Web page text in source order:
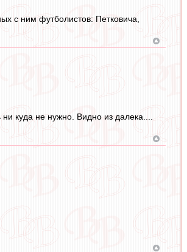
с ним футболистов: Петковича,
куда не нужно. Видно из далека....